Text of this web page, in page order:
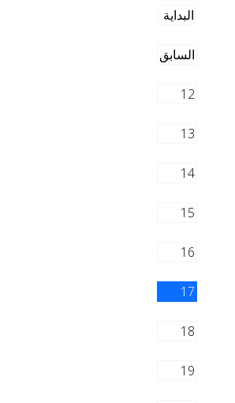
البداية
السابق
12
13
14
15
16
17
18
19